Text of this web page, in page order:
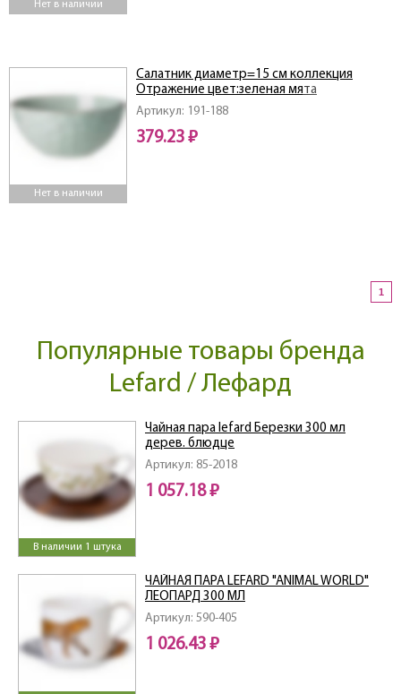
Нет в наличии
Нет в наличии
Артикул: 191-188
Салатник диаметр=15 см коллекция
Отражение цвет:зеленая мята
379.23 ₽
1
Популярные товары бренда
Lefard / Лефард
В наличии 1 штука
Артикул: 85-2018
Чайная пара lefard Березки 300 мл
дерев. блюдце
1 057.18 ₽
Артикул: 590-405
ЧАЙНАЯ ПАРА LEFARD "ANIMAL WORLD"
ЛЕОПАРД 300 МЛ
1 026.43 ₽